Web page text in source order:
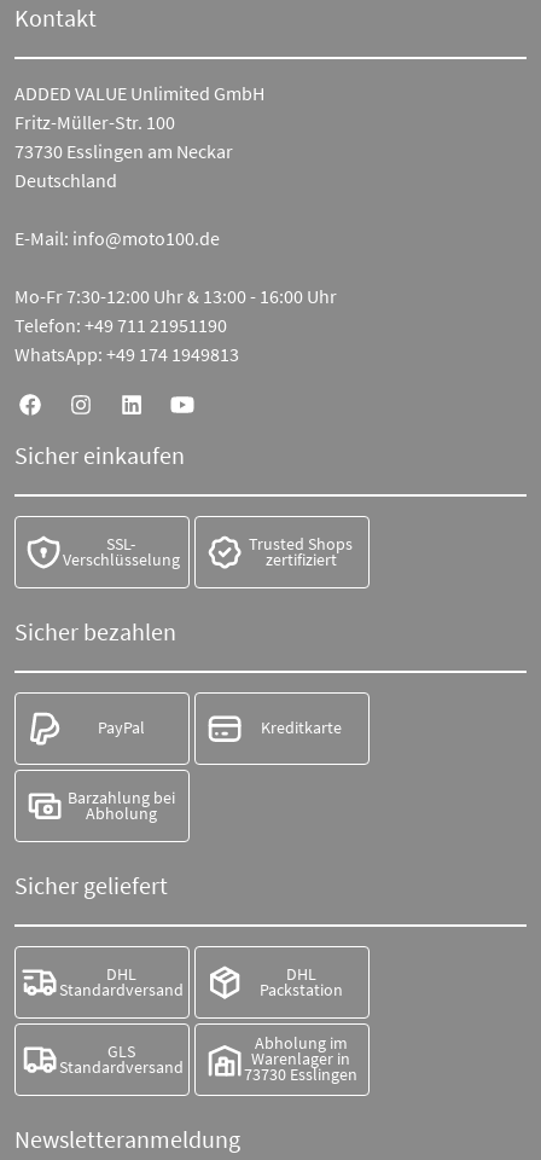
Kontakt
ADDED VALUE Unlimited GmbH
Fritz-Müller-Str. 100
73730 Esslingen am Neckar
Deutschland
E-Mail: info@moto100.de
Mo-Fr 7:30-12:00 Uhr & 13:00 - 16:00 Uhr
Telefon: +49 711 21951190
WhatsApp: +49 174 1949813
Sicher einkaufen
SSL-
Verschlüsselung
Trusted Shops
zertifiziert
Sicher bezahlen
PayPal Kreditkarte
Barzahlung bei
Abholung
Sicher geliefert
DHL
Standardversand
DHL
Packstation
GLS
Standardversand
Abholung im
Warenlager in
73730 Esslingen
Newsletteranmeldung